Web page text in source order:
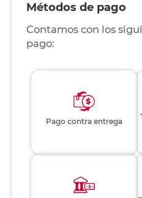
Métodos de pago
Contamos con los
pago:
Pago contra entrega